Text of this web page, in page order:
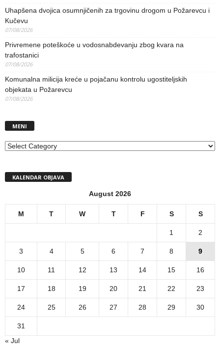
Uhapšena dvojica osumnjičenih za trgovinu drogom u Požarevcu i
Kučevu
07/08/2026
Privremene poteškoće u vodosnabdevanju zbog kvara na
trafostanici
07/08/2026
Komunalna milicija kreće u pojačanu kontrolu ugostiteljskih
objekata u Požarevcu
07/08/2026
MENI
MENI
KALENDAR OBJAVA
August 2026
M T W T F S S
1 2
3 4 5 6 7 8 9
10 11 12 13 14 15 16
17 18 19 20 21 22 23
24 25 26 27 28 29 30
31
« Jul